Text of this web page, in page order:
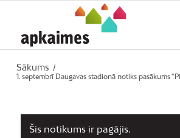
Sākums
/
1. septembrī Daugavas stadionā notiks pasākums
Šis notikums ir pagājis.